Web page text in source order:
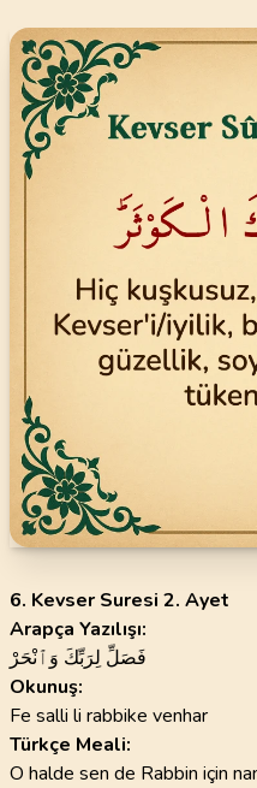
6. Kevser Suresi 2. Ayet
Arapça Yazılışı:
فَصَلِّ لِرَبِّكَ وَٱنْحَرْ
Okunuş:
Fe salli li rabbike venhar
Türkçe Meali:
O halde sen de Rabbin için